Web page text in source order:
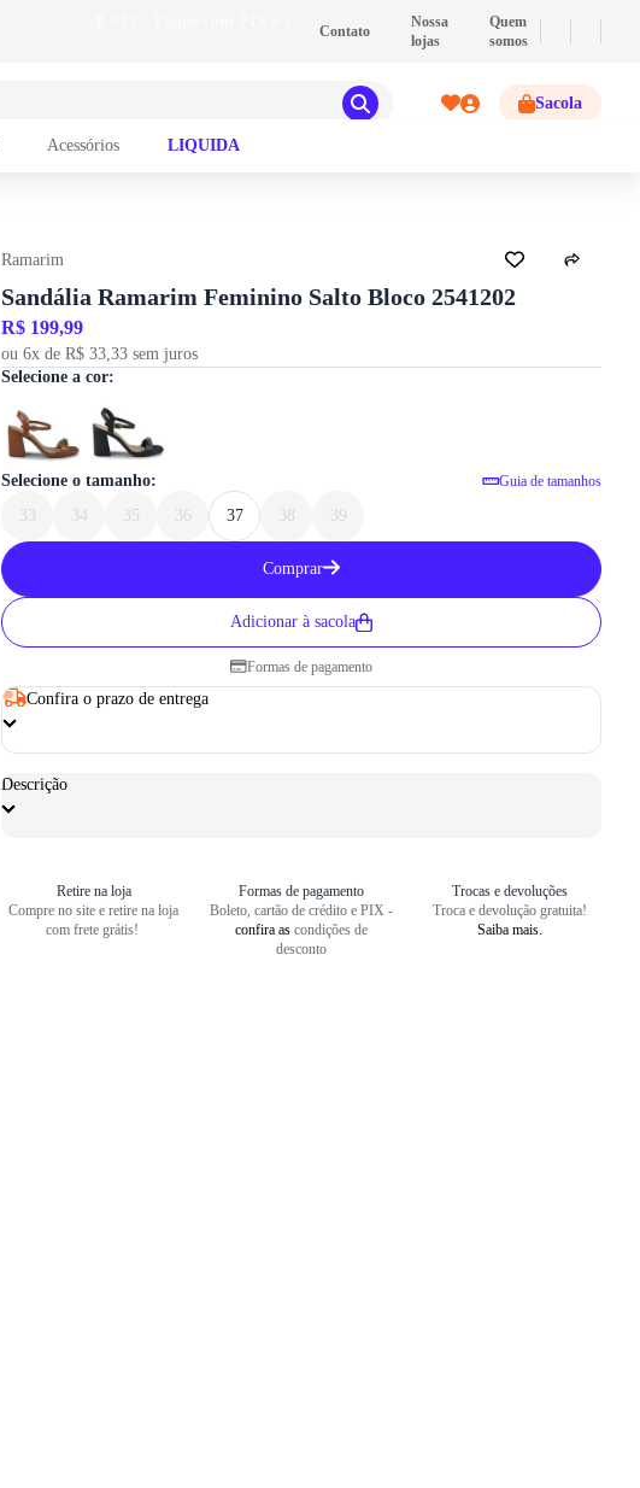
PIX - Pague com PIX e ganhe 2% de
Contato
Nossa
lojas
Quem
somos
Sacola
Acessórios LIQUIDA
Ramarim
Sandália Ramarim Feminino Salto Bloco 2541202
R$ 199,99
ou 6x de R$ 33,33 sem juros
Selecione o tamanho: Guia de tamanhos
GUIA DE TAMANHOS
Sandália Ramarim Feminino Salto
Como medir seu pé
Centralize o seu pé em uma
2 Faça um risco a partir do seu
3 Repita o risco na frente do dedão
33 34 35 36 37 38 39
Selecione a cor:
Comprar
Adicionar à sacola
Formas de pagamento
Confira o prazo de entrega
Descrição
Retire na loja
Compre no site e retire na loja
com frete grátis!
Formas de pagamento
Boleto, cartão de crédito e PIX -
confira as condições de
desconto
Trocas e devoluções
Troca e devolução gratuita!
Saiba mais.